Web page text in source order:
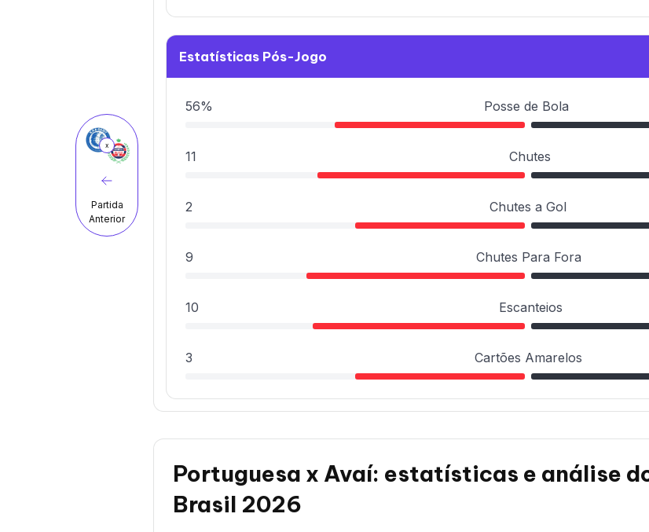
x
Partida
Anterior
Estatísticas Pós-Jogo
56% Posse de Bola
11 Chutes
2 Chutes a Gol
9 Chutes Para Fora
10 Escanteios
3 Cartões Amarelos
Portuguesa x Avaí: estatísticas e análise
Brasil 2026